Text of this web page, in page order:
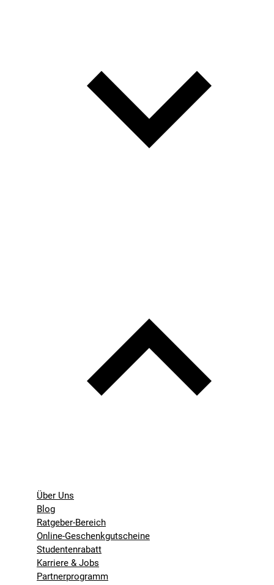
Über Uns
Blog
Ratgeber-Bereich
Online-Geschenkgutscheine
Studentenrabatt
Karriere & Jobs
Partnerprogramm